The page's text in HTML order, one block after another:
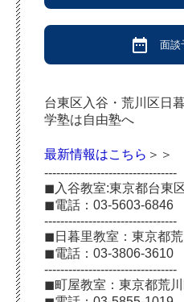
date_range 面談
台東区入谷・荒川区日
学塾は自由塾へ
最新情報はこちら ＞＞
---------------------------------
◼︎入谷教室:東京都台東
◼︎電話：03-5603-6846
---------------------------------
◼︎日暮里教室：東京都
◼︎電話：03-3806-3610
---------------------------------
◼︎町屋教室：東京都荒